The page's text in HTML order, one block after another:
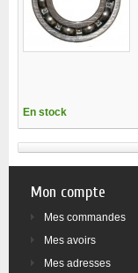
En stock
Mon compte
Mes commandes
Mes avoirs
Mes adresses